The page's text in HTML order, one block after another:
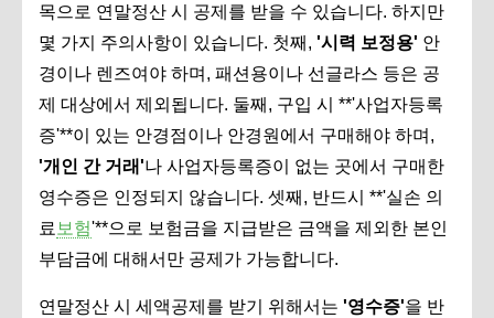
목으로 연말정산 시 공제를 받을 수 있습니다. 하지만
몇 가지 주의사항이 있습니다. 첫째, '시력 보정용' 안
경이나 렌즈여야 하며, 패션용이나 선글라스 등은 공
제 대상에서 제외됩니다. 둘째, 구입 시 **'사업자등록
증'**이 있는 안경점이나 안경원에서 구매해야 하며,
'개인 간 거래'나 사업자등록증이 없는 곳에서 구매한
영수증은 인정되지 않습니다. 셋째, 반드시 **'실손 의
료 보험'**으로 보험금을 지급받은 금액을 제외한 본인
부담금에 대해서만 공제가 가능합니다.
연말정산 시 세액공제를 받기 위해서는 '영수증'을 반